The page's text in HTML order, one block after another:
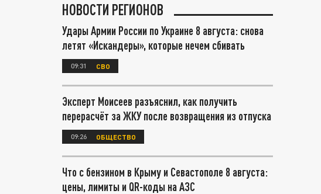
НОВОСТИ РЕГИОНОВ
Удары Армии России по Украине 8 августа: снова
летят «Искандеры», которые нечем сбивать
09:31 СВО
Эксперт Моисеев разъяснил, как получить
перерасчёт за ЖКУ после возвращения из отпуска
09:26 ОБЩЕСТВО
Что с бензином в Крыму и Севастополе 8 августа:
цены, лимиты и QR-коды на АЗС